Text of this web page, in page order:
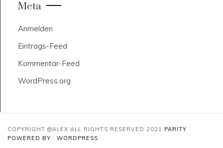
Meta
Anmelden
Eintrags-Feed
Kommentar-Feed
WordPress.org
COPYRIGHT @ALEX ALL RIGHTS RESERVED 2021 PARITY
POWERED BY : WORDPRESS